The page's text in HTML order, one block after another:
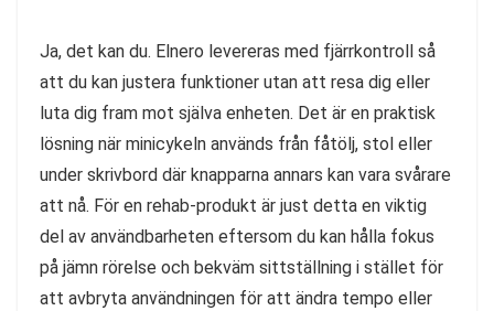
Ja, det kan du. Elnero levereras med fjärrkontroll så
att du kan justera funktioner utan att resa dig eller
luta dig fram mot själva enheten. Det är en praktisk
lösning när minicykeln används från fåtölj, stol eller
under skrivbord där knapparna annars kan vara svårare
att nå. För en rehab-produkt är just detta en viktig
del av användbarheten eftersom du kan hålla fokus
på jämn rörelse och bekväm sittställning i stället för
att avbryta användningen för att ändra tempo eller